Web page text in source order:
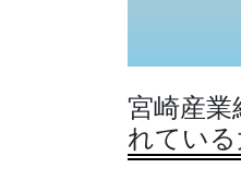
宮崎産
れている